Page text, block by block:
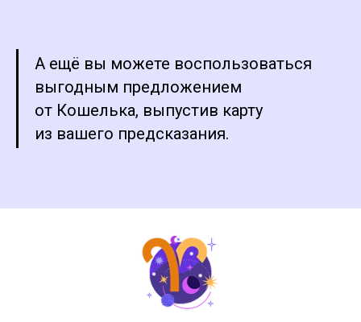
А ещё вы можете воспользоваться
выгодным предложением
от Кошелька, выпустив карту
из вашего предсказания.